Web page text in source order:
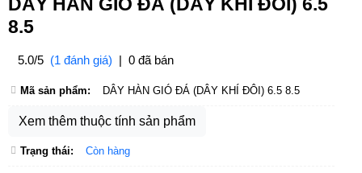
8.5
5.0/5 (1 đánh giá) | 0 đã bán
Mã sản phẩm: DÂY HÀN GIÓ ĐÁ (DÂY KHÍ ĐÔI) 6.5 8.5
Xem thêm thuộc tính sản phẩm
Trạng thái: Còn hàng